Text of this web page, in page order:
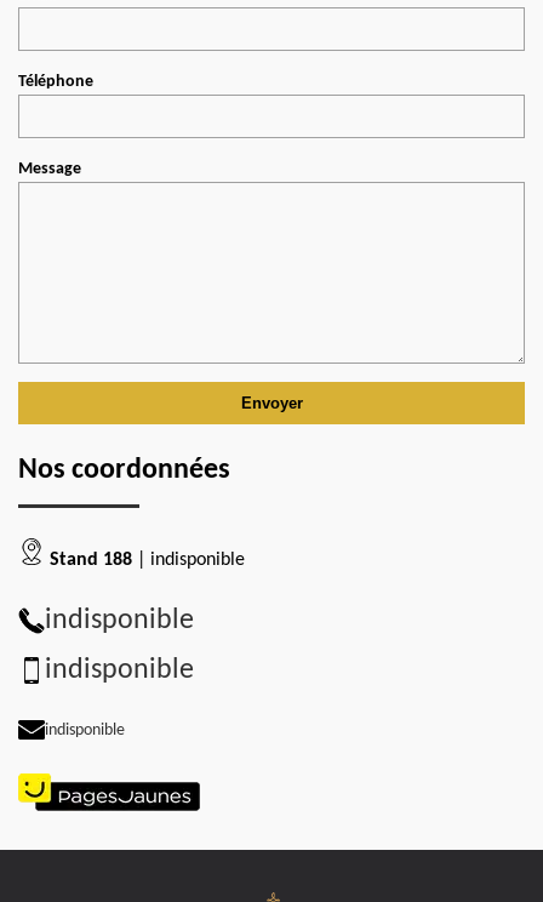
Téléphone
Message
Nos coordonnées
Stand 188 | indisponible
indisponible
indisponible
indisponible